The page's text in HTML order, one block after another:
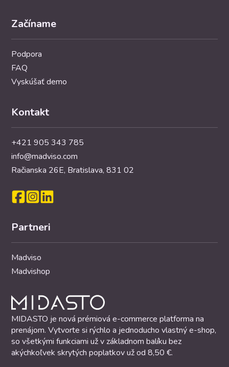
Začíname
Podpora
FAQ
Vyskúšať demo
Kontakt
+421 905 343 785
info@madviso.com
Račianska 26E, Bratislava, 831 02
Partneri
Madviso
Madvishop
MIDASTO je nová prémiová e-commerce platforma na
prenájom. Vytvorte si rýchlo a jednoducho vlastný e-shop,
so všetkými funkciami už v základnom balíku bez
akýchkoľvek skrytých poplatkov už od 8,50 €.